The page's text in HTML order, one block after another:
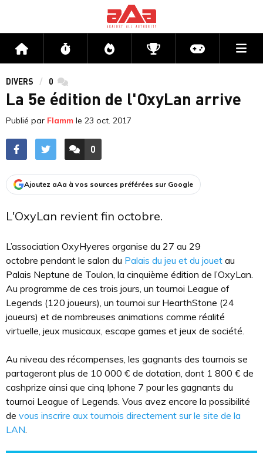
Accueil Flux Directs CompétitionsActu jeux
DIVERS 0 commentaires
La 5e édition de l'OxyLan arrive
Publié par Flamm le 23 oct. 2017
ACCÉDER AUX
0
COMMENTAIRES
Ajoutez aAa à vos sources préférées sur Google
L'OxyLan revient fin octobre.
L’association OxyHyeres organise du 27 au 29
octobre pendant le salon du Palais du jeu et du jouet au
Palais Neptune de Toulon, la cinquième édition de l’OxyLan.
Au programme de ces trois jours, un tournoi League of
Legends (120 joueurs), un tournoi sur HearthStone (24
joueurs) et de nombreuses animations comme réalité
virtuelle, jeux musicaux, escape games et jeux de société.
Au niveau des récompenses, les gagnants des tournois se
partageront plus de 10 000 € de dotation, dont 1 800 € de
cashprize ainsi que cinq Iphone 7 pour les gagnants du
tournoi League of Legends. Vous avez encore la possibilité
de vous inscrire aux tournois directement sur le site de la
LAN.